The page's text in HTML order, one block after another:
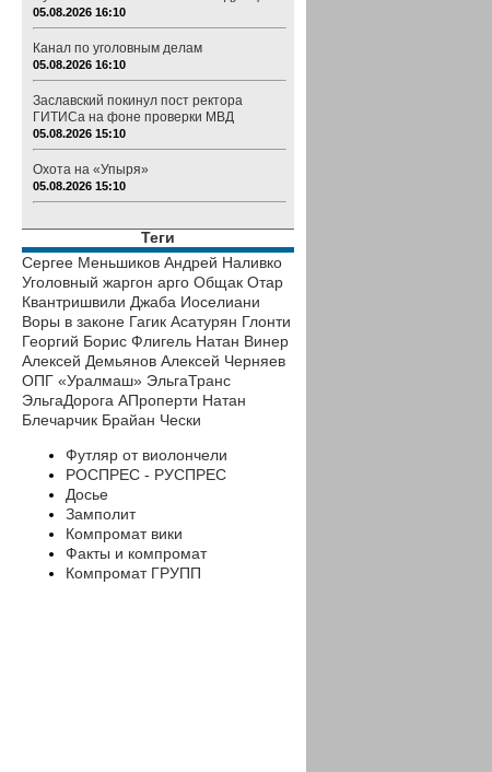
05.08.2026 16:10
Канал по уголовным делам
05.08.2026 16:10
Заславский покинул пост ректора
ГИТИСа на фоне проверки МВД
05.08.2026 15:10
Охота на «Упыря»
05.08.2026 15:10
Теги
Сергее Меньшиков Андрей Наливко
Уголовный жаргон арго Общак Отар
Квантришвили Джаба Иоселиани
Воры в законе Гагик Асатурян Глонти
Георгий Борис Флигель Натан Винер
Алексей Демьянов Алексей Черняев
ОПГ «Уралмаш» ЭльгаТранс
ЭльгаДорога АПроперти Натан
Блечарчик Брайан Чески
Футляр от виолончели
РОСПРЕС - РУСПРЕС
Досье
Замполит
Компромат вики
Факты и компромат
Компромат ГРУПП